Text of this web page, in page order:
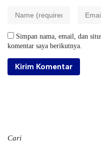
Simpan nama, email, dan
komentar saya berikutnya.
Cari